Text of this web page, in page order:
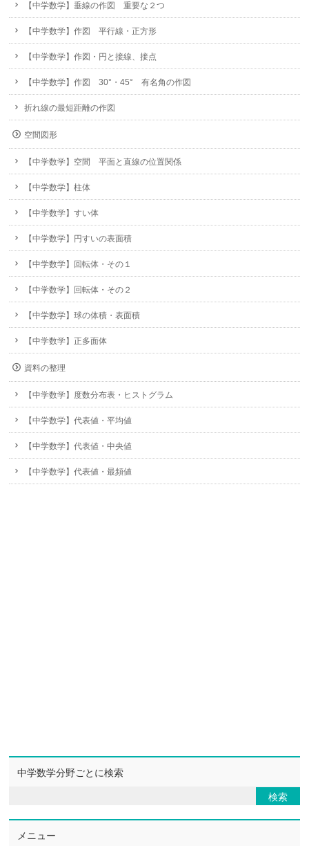
【中学数学】垂線の作図 重要な２つ
【中学数学】作図 平行線・正方形
【中学数学】作図・円と接線、接点
【中学数学】作図 30°・45° 有名角の作図
折れ線の最短距離の作図
空間図形
【中学数学】空間 平面と直線の位置関係
【中学数学】柱体
【中学数学】すい体
【中学数学】円すいの表面積
【中学数学】回転体・その１
【中学数学】回転体・その２
【中学数学】球の体積・表面積
【中学数学】正多面体
資料の整理
【中学数学】度数分布表・ヒストグラム
【中学数学】代表値・平均値
【中学数学】代表値・中央値
【中学数学】代表値・最頻値
中学数学分野ごとに検索
メニュー